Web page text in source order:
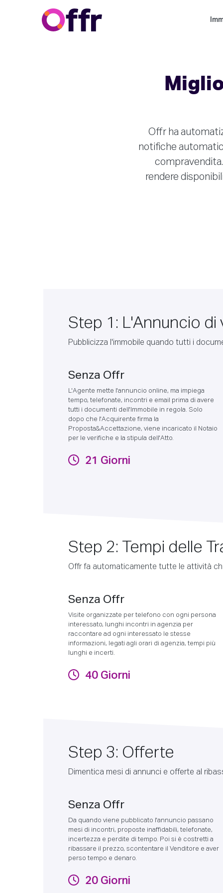
Offr ha
notifiche
rendere
Step 1: L'Annuncio di
Pubblicizza l'immobile quando tutti i
Senza Offr
L'Agente mette l'annuncio online, ma impiega
tempo, telefonate, incontri e email prima di avere
tutti i documenti dell'Immobile in regola. Solo
dopo che l'Acquirente firma la
Proposta&Accettazione, viene incaricato il Notaio
per le verifiche e la stipula dell'Atto.
21 Giorni
Step 2: Tempi delle
Offr fa automaticamente tutte le attività
Senza Offr
Visite organizzate per telefono con ogni persona
interessato, lunghi incontri in agenzia per
raccontare ad ogni interessato le stesse
informazioni, legati agli orari di agenzia, tempi più
lunghi e incerti.
40 Giorni
Step 3: Offerte
Dimentica mesi di annunci e offerte al
Senza Offr
Da quando viene pubblicato l'annuncio passano
mesi di incontri, proposte inaffidabili, telefonate,
incertezza e perdite di tempo. Poi si è costretti a
ribassare il prezzo, scontentare il Venditore e aver
perso tempo e denaro.
20 Giorni